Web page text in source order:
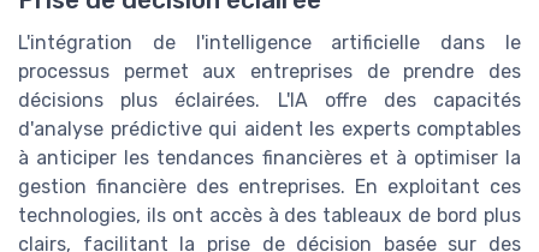
L'intégration de l'intelligence artificielle dans le
processus permet aux entreprises de prendre des
décisions plus éclairées. L'IA offre des capacités
d'analyse prédictive qui aident les experts comptables
à anticiper les tendances financières et à optimiser la
gestion financière des entreprises. En exploitant ces
technologies, ils ont accès à des tableaux de bord plus
clairs, facilitant la prise de décision basée sur des